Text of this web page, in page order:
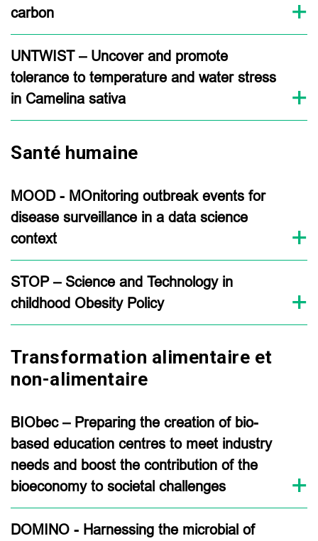
carbon
UNTWIST – Uncover and promote
tolerance to temperature and water stress
in Camelina sativa
Santé humaine
MOOD - MOnitoring outbreak events for
disease surveillance in a data science
context
STOP – Science and Technology in
childhood Obesity Policy
Transformation alimentaire et
non-alimentaire
BIObec – Preparing the creation of bio-
based education centres to meet industry
needs and boost the contribution of the
bioeconomy to societal challenges
DOMINO - Harnessing the microbial of